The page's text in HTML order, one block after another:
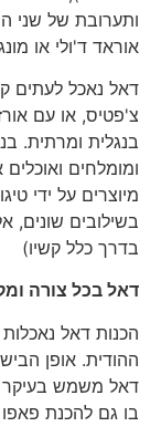
ותערובת של שני
אוראד ד'ולי או מונג
דאל נאכל לעתים
בנגלית ומרתית.
ומומלחים ואוכלים
מיוצרים על ידי
בשילובים שונים,
בדרך כלל קשיו)
דאל בכל צורה
הכנות דאל נאכלות
ההודית. אופן
דאל משמש בעיקר
בו גם להכנת פאפו